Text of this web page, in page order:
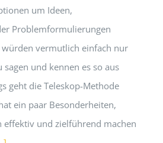
um Ideen,
Problemformulierungen
vermutlich einfach nur
und kennen es so aus
geht die Teleskop-Methode
ein paar Besonderheiten,
effektiv und zielführend machen